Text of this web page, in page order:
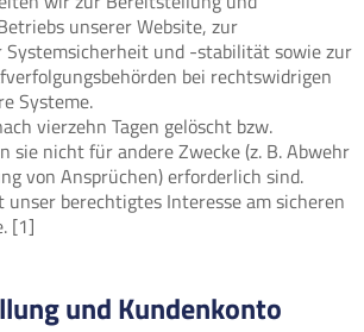
unserer Website, zur
Systemsicherheit und -stabilität sowie zur
bei rechtswidrigen
Systeme.
vierzehn Tagen gelöscht bzw.
sie nicht für andere Zwecke (z. B. Abwehr
von Ansprüchen) erforderlich sind.
unser berechtigtes Interesse am sicheren
[1]
und Kundenkonto